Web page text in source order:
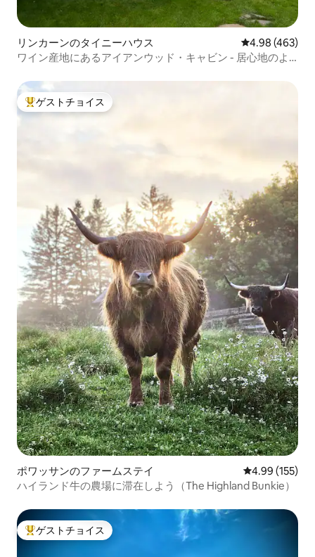
リンカーンのタイニーハウス レビュー463
4.98 (463)
ワイン産地にあるアイアンウッド・キャビン - 居心地のよ
大好評のゲストチョイスです。
ゲストチョイス
ポワッサンのファームステイ レビュー155
4.99 (155)
ハイランド牛の農場に滞在しよう（The Highland Bunkie）
大好評のゲストチョイスです。
ゲストチョイス